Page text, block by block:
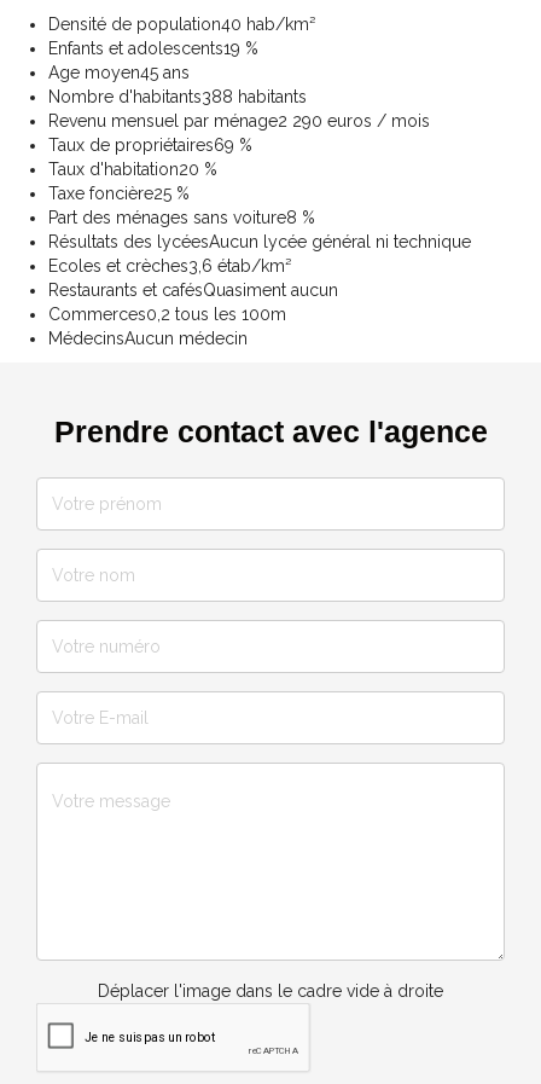
Densité de population40 hab/km²
Enfants et adolescents19 %
Age moyen45 ans
Nombre d'habitants388 habitants
Revenu mensuel par ménage2 290 euros / mois
Taux de propriétaires69 %
Taux d'habitation20 %
Taxe foncière25 %
Part des ménages sans voiture8 %
Résultats des lycéesAucun lycée général ni technique
Ecoles et crèches3,6 étab/km²
Restaurants et cafésQuasiment aucun
Commerces0,2 tous les 100m
MédecinsAucun médecin
Prendre contact avec l'agence
Déplacer l'image dans le cadre vide à droite